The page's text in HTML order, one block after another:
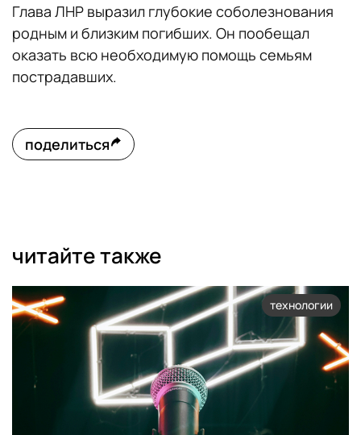
Глава ЛНР выразил глубокие соболезнования
родным и близким погибших. Он пообещал
оказать всю необходимую помощь семьям
пострадавших.
поделиться
читайте также
технологии